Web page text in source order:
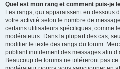
Quel est mon rang et comment puis-je
Les rangs, qui apparaissent en dessous
votre activité selon le nombre de
certains utilisateurs spécifiques, comme
modérateurs. Dans la plupart des cas,
modifier le texte des rangs du forum.
publiant inutilement des messages afin
Beaucoup de forums ne toléreront pas